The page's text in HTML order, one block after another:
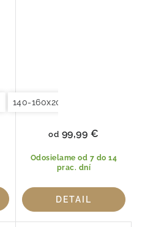
140-160x200x7cm
Odosielame od 7 do 14
prac. dní
od 99,99 €
DETAIL